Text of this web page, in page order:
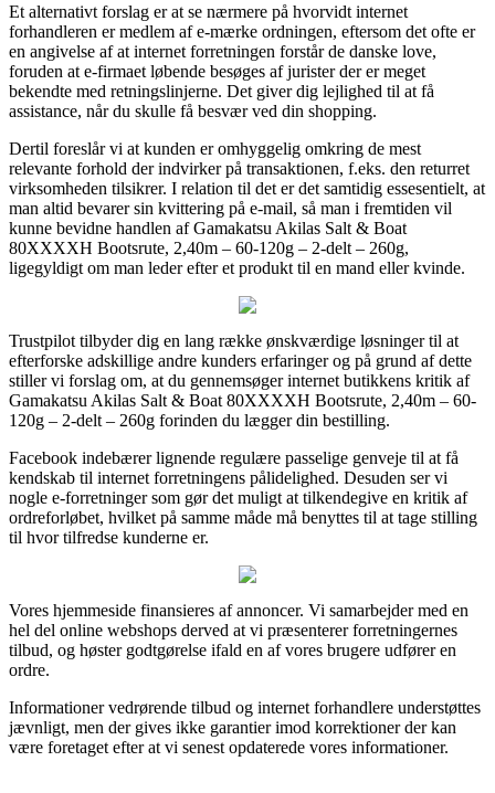
Et alternativt forslag er at se nærmere på hvorvidt internet
forhandleren er medlem af e-mærke ordningen, eftersom det ofte er
en angivelse af at internet forretningen forstår de danske love,
foruden at e-firmaet løbende besøges af jurister der er meget
bekendte med retningslinjerne. Det giver dig lejlighed til at få
assistance, når du skulle få besvær ved din shopping.
Dertil foreslår vi at kunden er omhyggelig omkring de mest
relevante forhold der indvirker på transaktionen, f.eks. den returret
virksomheden tilsikrer. I relation til det er det samtidig essesentielt, at
man altid bevarer sin kvittering på e-mail, så man i fremtiden vil
kunne bevidne handlen af Gamakatsu Akilas Salt & Boat
80XXXXH Bootsrute, 2,40m – 60-120g – 2-delt – 260g,
ligegyldigt om man leder efter et produkt til en mand eller kvinde.
Trustpilot tilbyder dig en lang række ønskværdige løsninger til at
efterforske adskillige andre kunders erfaringer og på grund af dette
stiller vi forslag om, at du gennemsøger internet butikkens kritik af
Gamakatsu Akilas Salt & Boat 80XXXXH Bootsrute, 2,40m – 60-
120g – 2-delt – 260g forinden du lægger din bestilling.
Facebook indebærer lignende regulære passelige genveje til at få
kendskab til internet forretningens pålidelighed. Desuden ser vi
nogle e-forretninger som gør det muligt at tilkendegive en kritik af
ordreforløbet, hvilket på samme måde må benyttes til at tage stilling
til hvor tilfredse kunderne er.
Vores hjemmeside finansieres af annoncer. Vi samarbejder med en
hel del online webshops derved at vi præsenterer forretningernes
tilbud, og høster godtgørelse ifald en af vores brugere udfører en
ordre.
Informationer vedrørende tilbud og internet forhandlere understøttes
jævnligt, men der gives ikke garantier imod korrektioner der kan
være foretaget efter at vi senest opdaterede vores informationer.